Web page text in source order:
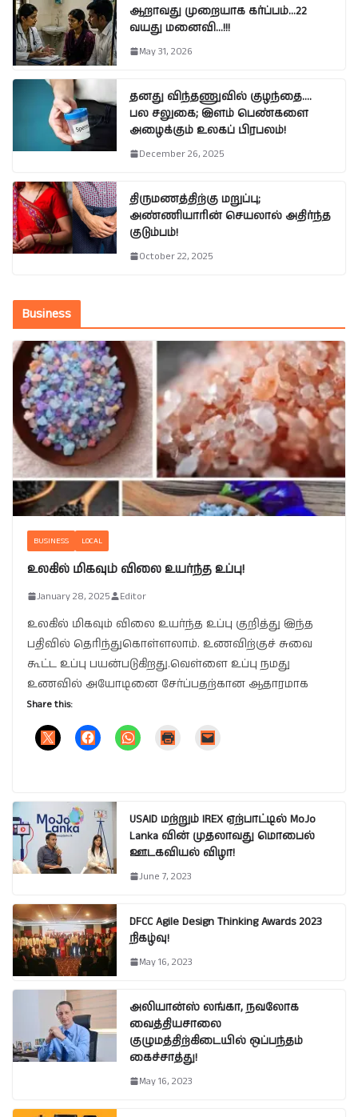
ஆறாவது முறையாக கர்ப்பம்…22
வயது மனைவி…!!!
May 31, 2026
தனது விந்தணுவில் குழந்தை….
பல சலுகை; இளம் பெண்களை
அழைக்கும் உலகப் பிரபலம்!
December 26, 2025
திருமணத்திற்கு மறுப்பு;
அண்ணியாரின் செயலால் அதிர்ந்த
குடும்பம்!
October 22, 2025
Business
BUSINESS LOCAL
உலகில் மிகவும் விலை உயர்ந்த உப்பு!
January 28, 2025 Editor
உலகில் மிகவும் விலை உயர்ந்த உப்பு குறித்து இந்த
பதிவில் தெரிந்துகொள்ளலாம். உணவிற்குச் சுவை
கூட்ட உப்பு பயன்படுகிறது.வெள்ளை உப்பு நமது
உணவில் அயோடினை சேர்ப்பதற்கான ஆதாரமாக
Share this:
USAID மற்றும் IREX ஏற்பாட்டில் MoJo
Lanka வின் முதலாவது மொபைல்
ஊடகவியல் விழா!
June 7, 2023
DFCC Agile Design Thinking Awards 2023
நிகழ்வு!
May 16, 2023
அலியான்ஸ் லங்கா, நவலோக
வைத்தியசாலை
குழுமத்திற்கிடையில் ஒப்பந்தம்
கைச்சாத்து!
May 16, 2023